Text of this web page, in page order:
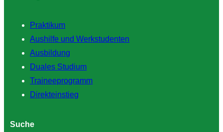
Praktikum
Aushilfe und Werkstudenten
Ausbildung
Duales Studium
Traineeprogramm
Direkteinstieg
Suche